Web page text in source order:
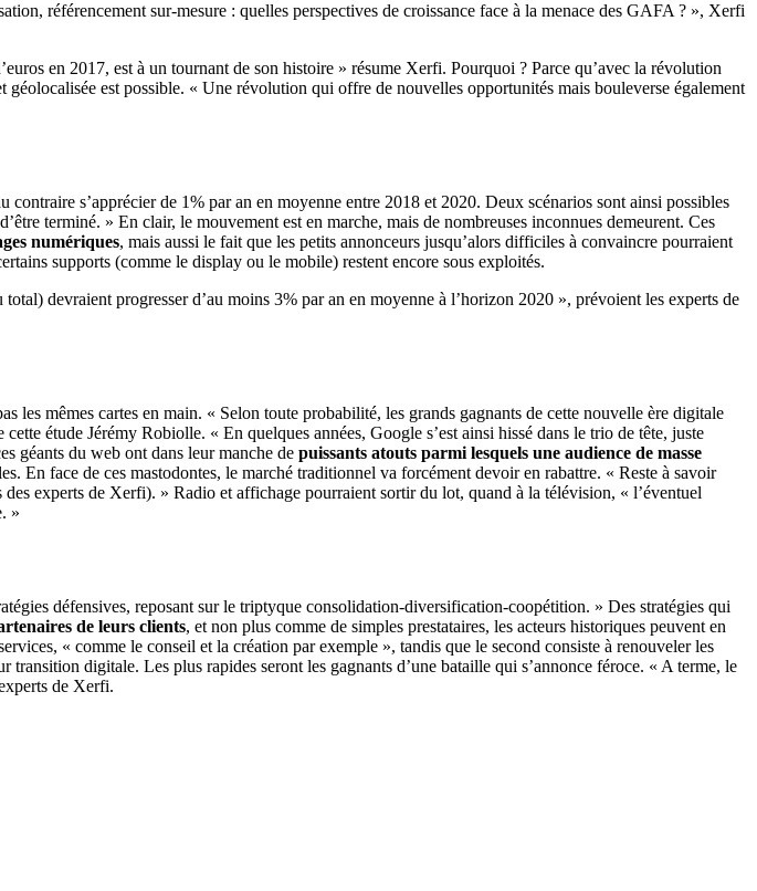
référencement sur-mesure : quelles perspectives de croissance face à la menace des GAFA ? », Xerfi
en 2017, est à un tournant de son histoire » résume Xerfi. Pourquoi ? Parce qu’avec la révolution
est possible. « Une révolution qui offre de nouvelles opportunités mais bouleverse également
s’apprécier de 1% par an en moyenne entre 2018 et 2020. Deux scénarios sont ainsi possibles
terminé. » En clair, le mouvement est en marche, mais de nombreuses inconnues demeurent. Ces
numériques, mais aussi le fait que les petits annonceurs jusqu’alors difficiles à convaincre pourraient
supports (comme le display ou le mobile) restent encore sous exploités.
devraient progresser d’au moins 3% par an en moyenne à l’horizon 2020 », prévoient les experts de
les mêmes cartes en main. « Selon toute probabilité, les grands gagnants de cette nouvelle ère digitale
étude Jérémy Robiolle. « En quelques années, Google s’est ainsi hissé dans le trio de tête, juste
géants du web ont dans leur manche de puissants atouts parmi lesquels une audience de masse
En face de ces mastodontes, le marché traditionnel va forcément devoir en rabattre. « Reste à savoir
experts de Xerfi). » Radio et affichage pourraient sortir du lot, quand à la télévision, « l’éventuel
»
défensives, reposant sur le triptyque consolidation-diversification-coopétition. » Des stratégies qui
de leurs clients, et non plus comme de simples prestataires, les acteurs historiques peuvent en
« comme le conseil et la création par exemple », tandis que le second consiste à renouveler les
digitale. Les plus rapides seront les gagnants d’une bataille qui s’annonce féroce. « A terme, le
de Xerfi.